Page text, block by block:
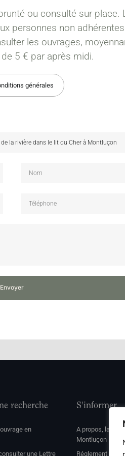
ou consulté sur place.
personnes non
les ouvrages,
5 € par après midi.
générales
Envoyer
recherche
en
une Lettre
S'informer
A propos, la
Montluçon
Réglement de